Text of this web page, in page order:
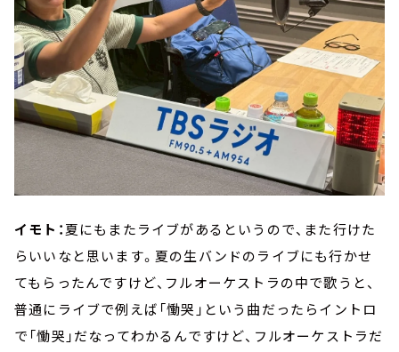
イモト：夏にもまたライブがあるというので、また行けた
らいいなと思います。夏の生バンドのライブにも行かせ
てもらったんですけど、フルオーケストラの中で歌うと、
普通にライブで例えば「慟哭」という曲だったらイントロ
で「慟哭」だなってわかるんですけど、フルオーケストラだ